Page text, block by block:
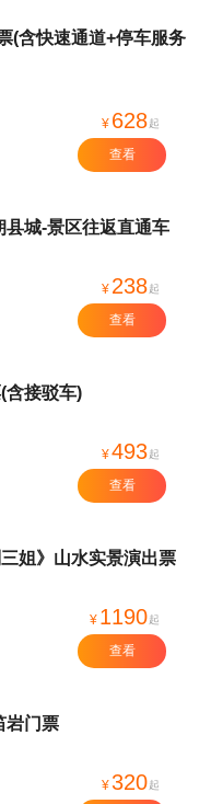
(含快速通道+停车服务
¥ 628起
查看
县城-景区往返直通车
¥ 238起
查看
含接驳车)
¥493起
查看
姐》山水实景演出票
¥ 1190起
查看
岩门票
¥320起